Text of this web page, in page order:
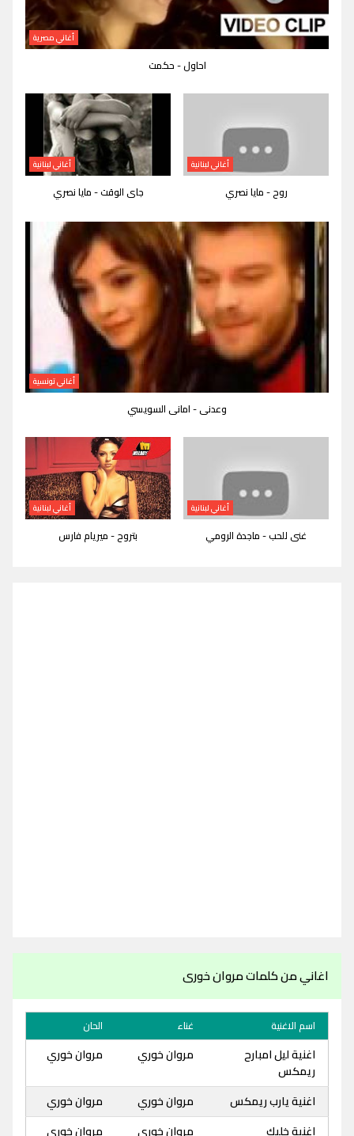
أغاني مصرية
احاول - حكمت
أغاني لبنانية
روح - مايا نصري
أغاني لبنانية
جاى الوقت - مايا نصري
أغاني تونسية
وعدنى - امانى السويسي
أغاني لبنانية
غنى للحب - ماجدة الرومي
أغاني لبنانية
بتروح - ميريام فارس
اغاني من كلمات مروان خورى
اسم الاغنية غناء الحان
اغنية ليل امبارح
ريمكس
مروان خوري مروان خوري
اغنية يارب ريمكس مروان خوري
مروان خوري
اغنية خليك
مروان خوري مروان خوري